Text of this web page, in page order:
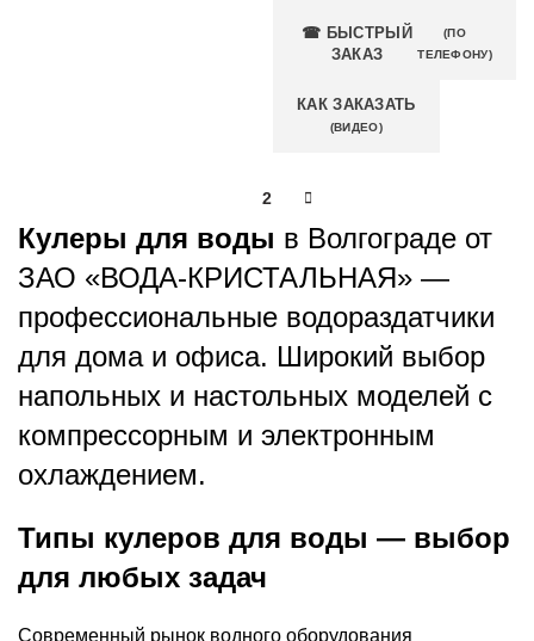
☎ БЫСТРЫЙ
ЗАКАЗ
(ПО
ТЕЛЕФОНУ)
КАК ЗАКАЗАТЬ
(ВИДЕО)
2
Кулеры для воды в Волгограде от
ЗАО «ВОДА-КРИСТАЛЬНАЯ» —
профессиональные водораздатчики
для дома и офиса. Широкий выбор
напольных и настольных моделей с
компрессорным и электронным
охлаждением.
Типы кулеров для воды — выбор
для любых задач
Современный рынок водного оборудования